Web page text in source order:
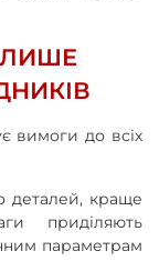
вимоги до всіх
деталей, краще
приділяють
параметрам